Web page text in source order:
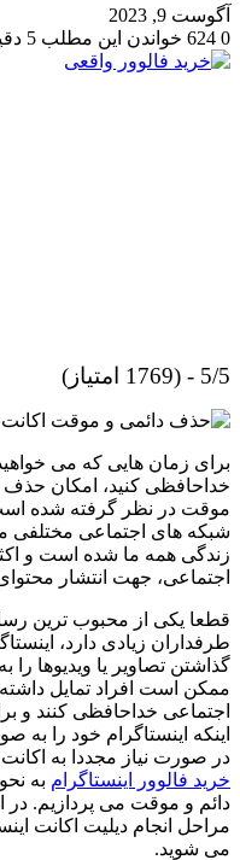
آگوست 9, 2023
0
خواندن این مطلب 5 دقیقه زمان میبرد
5/5 - (1769 امتیاز)
برای زمان هایی که می
موقت در نظر گرفته شده‌
شبکه‌ های اجتماعی مختلفی
زندگی همه ما شده است و
اجتماعی، جهت انتشار
قطعا یکی از محبوب‌ ترین
طرفداران زیادی دارد،
گذاشتن تصاویر یا ویدیوها را
ممکن است افراد تمایل
اجتماعی خداحافظی کنند و
اینکه اینستاگرام خود را
در صورت نیاز مجددا به
خرید فالوور اینستاگرام به
دائم و موقت می پردازیم. در
مراحل انجام دیلیت اکانت
می شوید.